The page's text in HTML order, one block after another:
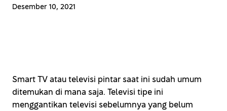
Desember 10, 2021
Smart TV atau televisi pintar saat ini sudah umum
ditemukan di mana saja. Televisi tipe ini
menggantikan televisi sebelumnya yang belum